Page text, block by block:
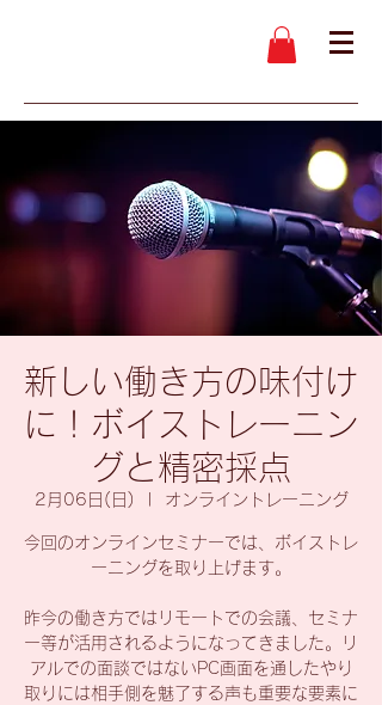
新しい働き方の味付け
に！ボイストレーニン
グと精密採点
2月06日(日) オンライントレーニング
今回のオンラインセミナーでは、ボイストレ
ーニングを取り上げます。
昨今の働き方ではリモートでの会議、セミナ
ー等が活用されるようになってきました。リ
アルでの面談ではないPC画面を通したやり
取りには相手側を魅了する声も重要な要素に